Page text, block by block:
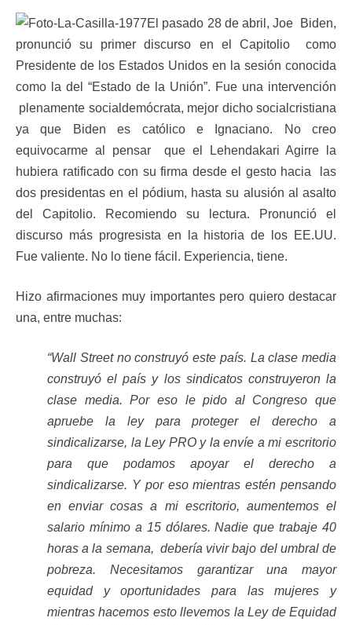
El pasado 28 de abril, Joe Biden,
pronunció su primer discurso en el Capitolio como
Presidente de los Estados Unidos en la sesión conocida
como la del “Estado de la Unión”. Fue una intervención
plenamente socialdemócrata, mejor dicho socialcristiana
ya que Biden es católico e Ignaciano. No creo
equivocarme al pensar que el Lehendakari Agirre la
hubiera ratificado con su firma desde el gesto hacia las
dos presidentas en el pódium, hasta su alusión al asalto
del Capitolio. Recomiendo su lectura. Pronunció el
discurso más progresista en la historia de los EE.UU.
Fue valiente. No lo tiene fácil. Experiencia, tiene.
Hizo afirmaciones muy importantes pero quiero destacar
una, entre muchas:
“Wall Street no construyó este país. La clase media
construyó el país y los sindicatos construyeron la
clase media. Por eso le pido al Congreso que
apruebe la ley para proteger el derecho a
sindicalizarse, la Ley PRO y la envíe a mi escritorio
para que podamos apoyar el derecho a
sindicalizarse. Y por eso mientras estén pensando
en enviar cosas a mi escritorio, aumentemos el
salario mínimo a 15 dólares. Nadie que trabaje 40
horas a la semana, debería vivir bajo del umbral de
pobreza. Necesitamos garantizar una mayor
equidad y oportunidades para las mujeres y
mientras hacemos esto llevemos la Ley de Equidad